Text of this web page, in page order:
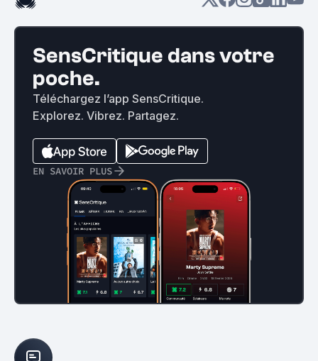
SensCritique dans votre
poche.
Téléchargez l’app SensCritique.
Explorez. Vibrez. Partagez.
EN SAVOIR PLUS